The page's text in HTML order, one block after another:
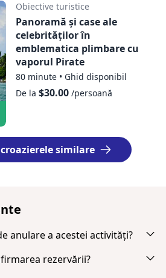
Obiective turistice
Panoramă și case ale
celebrităților în
emblematica plimbare cu
vaporul Pirate
80 minute • Ghid disponibil
De la $30.00/persoană
similare
anulare a acestei activități?
avans pentru o rambursare
rezervării?